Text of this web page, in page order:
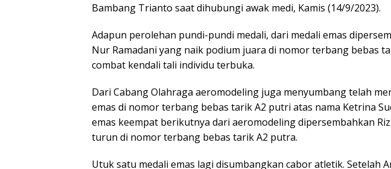
Bambang Trianto saat dihubungi awak medi, Kamis (14/9/2023).
Adapun perolehan pundi-pundi medali, dari medali emas
Nur Ramadani yang naik podium juara di nomor terbang bebas
combat kendali tali individu terbuka.
Dari Cabang Olahraga aeromodeling juga menyumbang telah
emas di nomor terbang bebas tarik A2 putri atas nama Ketrina
emas keempat berikutnya dari aeromodeling dipersembahkan
turun di nomor terbang bebas tarik A2 putra.
Utuk satu medali emas lagi disumbangkan cabor atletik. Setelah